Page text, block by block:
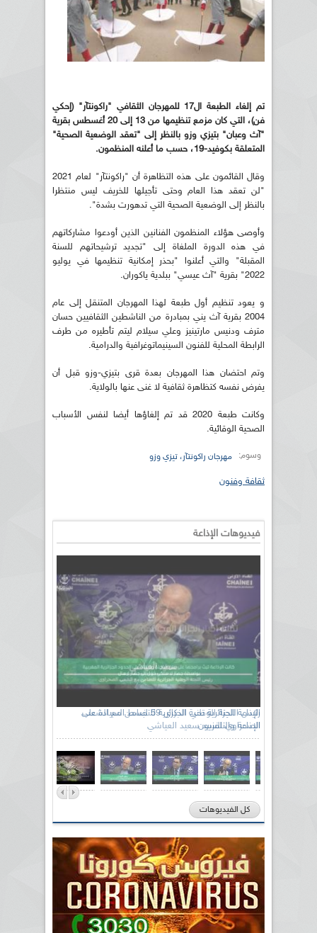
تم إلغاء الطبعة ال17 للمهرجان الثقافي "راكونتآر" (إحكي
فن)، التي كان مزمع تنظيمها من 13 إلى 20 أغسطس بقرية
"آث وعبان" بتيزي وزو بالنظر إلى "تعقد الوضعية الصحية"
المتعلقة بكوفيد-19، حسب ما أعلنه المنظمون.
وقال القائمون على هذه التظاهرة أن "راكونتآر" لعام 2021
"لن تعقد هذا العام وحتى تأجيلها للخريف ليس منتظرا
بالنظر إلى الوضعية الصحية التي تدهورت بشدة".
وأوصى هؤلاء المنظمون الفنانين الذين أودعوا مشاركاتهم
في هذه الدورة الملغاة إلى "تجديد ترشيحاتهم للسنة
المقبلة" والتي أعلنوا "بحذر إمكانية تنظيمها في يوليو
2022" بقرية "آث عيسي" ببلدية ياكوران.
و يعود تنظيم أول طبعة لهذا المهرجان المتنقل إلى عام
2004 بقرية آث يني بمبادرة من الناشطين الثقافيين حسان
مترف ودنيس مارتينيز وعلي سيلام ليتم تأطيره من طرف
الرابطة المحلية للفنون السينيماتوغرافية والدرامية.
وتم احتضان هذا المهرجان بعدة قرى بتيزي-وزو قبل أن
يفرض نفسه كتظاهرة ثقافية لا غنى عنها بالولاية.
وكانت طبعة 2020 قد تم إلغاؤها أيضا لنفس الأسباب
الصحية الوقائية.
وسوم: مهرجان راكونتآر، تيزي وزو
ثقافة وفنون
فيديوهات الإذاعة
رئيس اللجنة الوطنية الجزائرية للتضامن مع الشعب
الصحراوي السيد سعيد العياشي
كل الفيديوهات